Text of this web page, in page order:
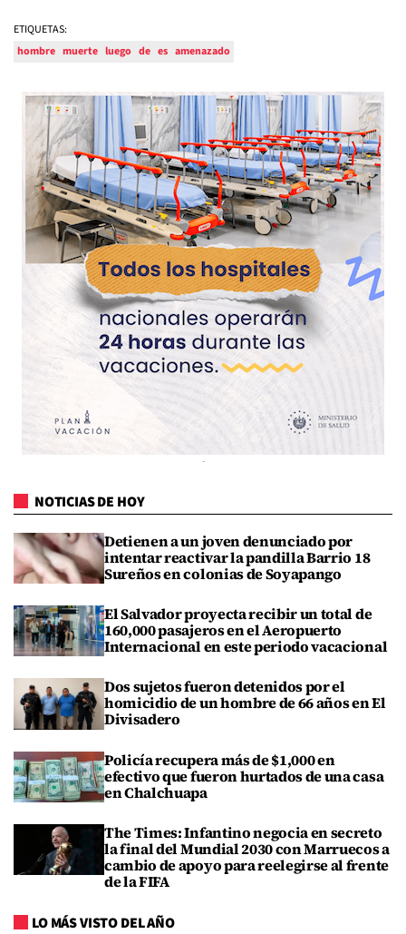
ETIQUETAS:
hombre muerte luego de es amenazado
NOTICIAS DE HOY
Detienen a un joven denunciado por
intentar reactivar la pandilla Barrio 18
Sureños en colonias de Soyapango
El Salvador proyecta recibir un total de
160,000 pasajeros en el Aeropuerto
Internacional en este periodo vacacional
Dos sujetos fueron detenidos por el
homicidio de un hombre de 66 años en El
Divisadero
Policía recupera más de $1,000 en
efectivo que fueron hurtados de una casa
en Chalchuapa
The Times: Infantino negocia en secreto
la final del Mundial 2030 con Marruecos a
cambio de apoyo para reelegirse al frente
de la FIFA
LO MÁS VISTO DEL AÑO